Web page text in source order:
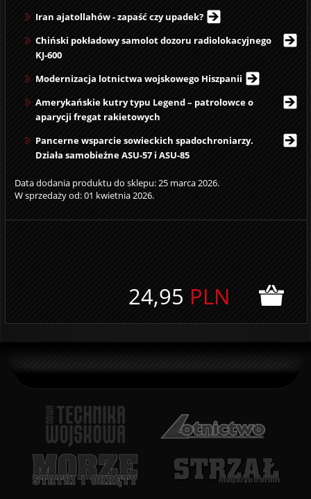
Iran ajatollahów - zapaść czy upadek?
Chiński pokładowy samolot dozoru radiolokacyjnego
KJ-600
Modernizacja lotnictwa wojskowego Hiszpanii
Amerykańskie kutry typu Legend – patrolowce o
aparycji fregat rakietowych
Pancerne wsparcie sowieckich spadochroniarzy.
Działa samobieżne ASU-57 i ASU-85
Data dodania produktu do sklepu: 25 marca 2026.
W sprzedaży od: 01 kwietnia 2026.
24,95 PLN